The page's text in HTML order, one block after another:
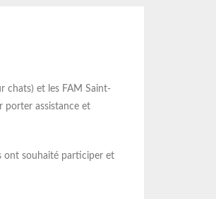
chats) et les FAM Saint-
porter assistance et
ont souhaité participer et